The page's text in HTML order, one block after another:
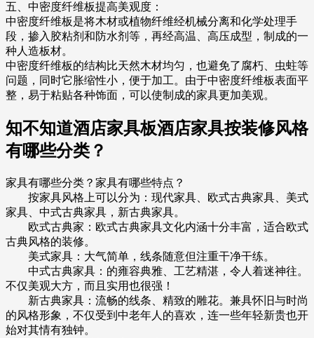
五、中密度纤维板提高美观度：
中密度纤维板是将木材或植物纤维经机械分离和化学处理手
段，掺入胶粘剂和防水剂等，再经高温、高压成型，制成的一
种人造板材。
中密度纤维板的结构比天然木材均匀，也避免了腐朽、虫蛀等
问题，同时它胀缩性小，便于加工。由于中密度纤维板表面平
整，易于粘贴各种饰面，可以使制成的家具更加美观。
知不知道酒店家具板酒店家具按装修风格
有哪些分类？
家具有哪些分类？家具有哪些特点？
按家具风格上可以分为：现代家具、欧式古典家具、美式
家具、中式古典家具，新古典家具。
欧式古典家：欧式古典家具文化内涵十分丰富，适合欧式
古典风格的装修。
美式家具：大气简单，线条随意但注重干净干练。
中式古典家具：的雍容典雅、工艺精湛，令人着迷神往。
不仅美观大方，而且实用也很强！
新古典家具：流畅的线条、精致的雕花。兼具怀旧与时尚
的风格形象，不仅受到中老年人的喜欢，连一些年轻新贵也开
始对其情有独钟。